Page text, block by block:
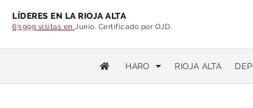
LÍDERES EN LA RIOJA ALTA
63.999 visitas en Junio. Certificado por OJD.
HARO RIOJA ALTA